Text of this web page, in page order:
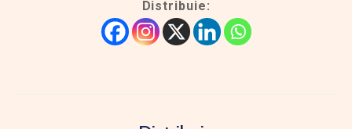
Distribuie: